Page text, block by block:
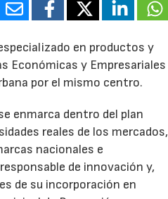
en productos y
Económicas y Empresariales
por el mismo centro.
enmarca dentro del plan
reales de los mercados,
nacionales e
de innovación y,
de su incorporación en